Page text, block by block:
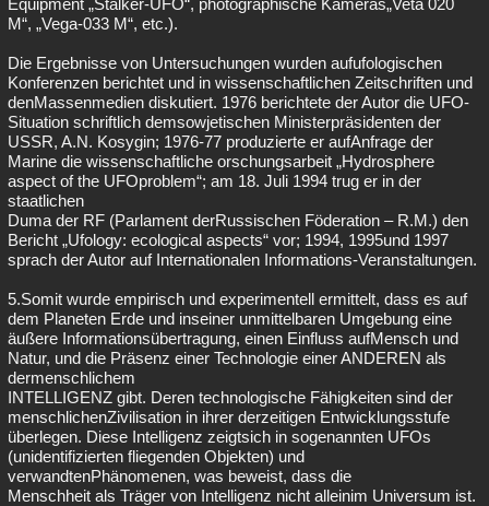
Equipment „Stalker-UFO“, photographische Kameras„Veta 020
M“, „Vega-033 M“, etc.).
Die Ergebnisse von Untersuchungen wurden aufufologischen
Konferenzen berichtet und in wissenschaftlichen Zeitschriften und
denMassenmedien diskutiert. 1976 berichtete der Autor die UFO-
Situation schriftlich demsowjetischen Ministerpräsidenten der
USSR, A.N. Kosygin; 1976-77 produzierte er aufAnfrage der
Marine die wissenschaftliche orschungsarbeit „Hydrosphere
aspect of the UFOproblem“; am 18. Juli 1994 trug er in der
staatlichen
Duma der RF (Parlament derRussischen Föderation – R.M.) den
Bericht „Ufology: ecological aspects“ vor; 1994, 1995und 1997
sprach der Autor auf Internationalen Informations-Veranstaltungen.
5.Somit wurde empirisch und experimentell ermittelt, dass es auf
dem Planeten Erde und inseiner unmittelbaren Umgebung eine
äußere Informationsübertragung, einen Einfluss aufMensch und
Natur, und die Präsenz einer Technologie einer ANDEREN als
dermenschlichem
INTELLIGENZ gibt. Deren technologische Fähigkeiten sind der
menschlichenZivilisation in ihrer derzeitigen Entwicklungsstufe
überlegen. Diese Intelligenz zeigtsich in sogenannten UFOs
(unidentifizierten fliegenden Objekten) und
verwandtenPhänomenen, was beweist, dass die
Menschheit als Träger von Intelligenz nicht alleinim Universum ist.